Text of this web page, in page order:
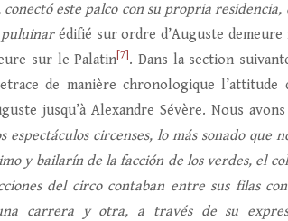
este palco con su propria residencia,
puluinarédifié sur ordre d’Auguste demeure
sur le Palatin [7] . Dans la section
de manière chronologique l’attitude
jusqu’à Alexandre Sévère. Nous
espectáculos circenses, lo más sonado que
y bailarín de la facción de los verdes, el
del circo contaban entre sus filas
carrera y otra, a través de su